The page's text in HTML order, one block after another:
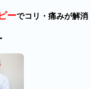
ーでコリ・痛みが解消